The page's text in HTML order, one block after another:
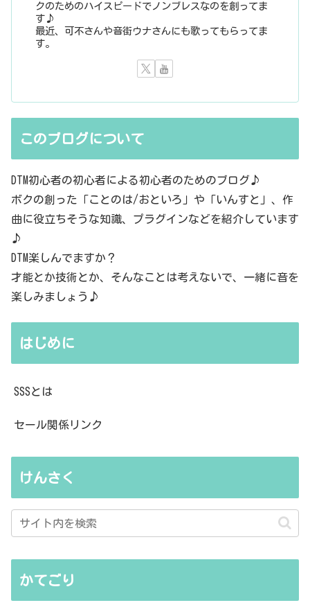
クのためのハイスピードでノンブレスなのを創ってま
す♪
最近、可不さんや音街ウナさんにも歌ってもらってま
す。
このブログについて
DTM初心者の初心者による初心者のためのブログ♪
ボクの創った「ことのは/おといろ」や「いんすと」、作
曲に役立ちそうな知識、プラグインなどを紹介しています
♪
DTM楽しんでますか？
才能とか技術とか、そんなことは考えないで、一緒に音を
楽しみましょう♪
はじめに
SSSとは
セール関係リンク
けんさく
かてごり